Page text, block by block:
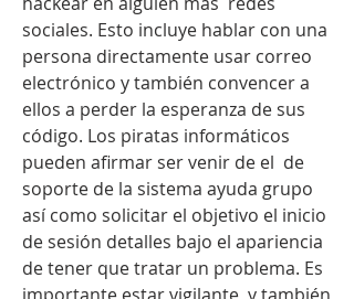
sociales. Esto incluye hablar con una
persona directamente usar correo
electrónico y también convencer a
ellos a perder la esperanza de sus
código. Los piratas informáticos
pueden afirmar ser venir de el  de
soporte de la sistema ayuda grupo
así como solicitar el objetivo el inicio
de sesión detalles bajo el apariencia
de tener que tratar un problema. Es